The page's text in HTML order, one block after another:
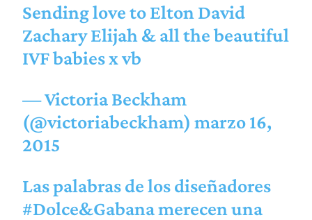
Sending love to Elton David
Zachary Elijah & all the beautiful
IVF babies x vb
— Victoria Beckham
(@victoriabeckham)marzo 16,
2015
Las palabras de los diseñadores
#Dolce&Gabana merecen una